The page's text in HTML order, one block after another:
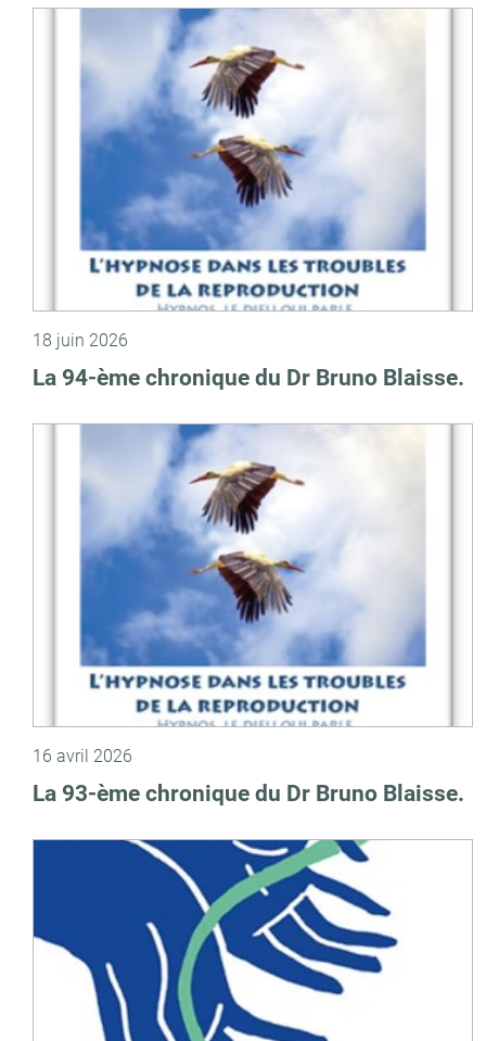
18 juin 2026
La 94-ème chronique du Dr Bruno Blaisse.
16 avril 2026
La 93-ème chronique du Dr Bruno Blaisse.